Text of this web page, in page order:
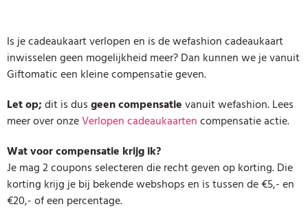
Is je cadeaukaart verlopen en is de wefashion cadeaukaart
inwisselen geen mogelijkheid meer? Dan kunnen we je vanuit
Giftomatic een kleine compensatie geven.
Let op;dit is dusgeen compensatievanuit wefashion. Lees
meer over onzeVerlopen cadeaukaartencompensatie actie.
Wat voor compensatie krijg ik?
Je mag 2 coupons selecteren die recht geven op korting. Die
korting krijg je bij bekende webshops en is tussen de €5,- en
€20,- of een percentage.